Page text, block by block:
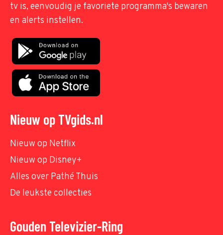
tv is, eenvoudig je favoriete programma's bewaren
en alerts instellen.
Nieuw op TVgids.nl
Nieuw op Netflix
Nieuw op Disney+
Alles over Pathé Thuis
De leukste collecties
Gouden Televizier-Ring